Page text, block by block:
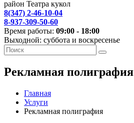
район Театра кукол
8(347) 2-46-10-04
8-937-309-50-60
Время работы: 09:00 - 18:00
Выходной: суббота и воскресенье
Рекламная полиграфия
Главная
Услуги
Рекламная полиграфия